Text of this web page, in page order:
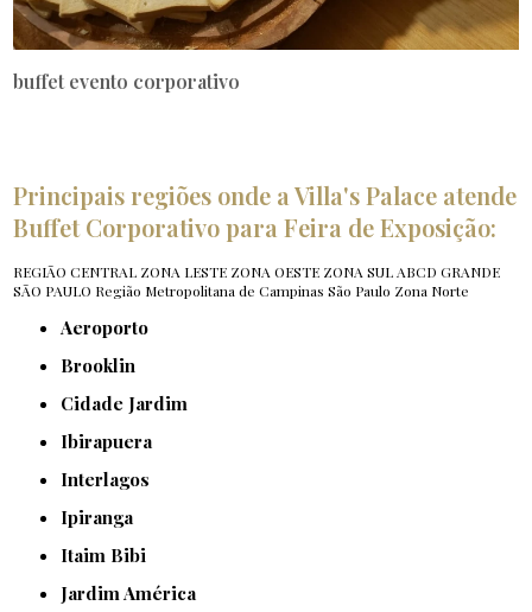
buffet evento corporativo
Principais regiões onde a Villa's Palace atende
Buffet Corporativo para Feira de Exposição:
REGIÃO CENTRAL ZONA LESTE ZONA OESTE ZONA SUL ABCD GRANDE
SÃO PAULO Região Metropolitana de Campinas São Paulo Zona Norte
Aeroporto
Brooklin
Cidade Jardim
Ibirapuera
Interlagos
Ipiranga
Itaim Bibi
Jardim América